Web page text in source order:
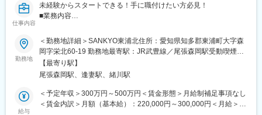
実
└GW・夏季・年末年始の長期休暇あり
└社員の平均残業時間は20時間程度です
◎資格手当あり
└各種資格手当あり／資格取得で年収アップ
◎充実した福利厚生
└年1回の社員旅行（国内だけでなく、過去にはタイ・香港・ハワ
イなどの海外旅行も）
└年2回のBBQなど、仕事もプライベートも充実できる環境です
仕事内容
未経験からスタートできる！手に職付けたい方必見！
■業務内容
仕事」です。
車に使われる部品は、少しのミスでも大きな事故につながること
があります。
だからこそ、きちんとした品質を保つことがとても大切。
自動車部品が正しく・安全に作られているかをチェックし、より
良くしていく役割をお任せします。
■業務詳細（できることから少しずつ）
勤務地
＜勤務地詳細＞SANKYO東浦北住所：愛知県知多郡東浦町大字森
岡字栄北60-19 勤務地最寄駅：JR武豊線／尾張森岡駅受動喫煙対
策：屋内全面禁煙変更の範囲：会社の定める事業所
【最寄り駅】
尾張森岡駅、逢妻駅、緒川駅
給与
＜予定年収＞300万円～500万円＜賃金形態＞月給制補足事項なし
＜賃金内訳＞月額（基本給）：220,000円～300,000円＜月給＞